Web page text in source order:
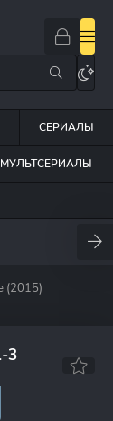
СЕРИАЛЫ
МУЛЬТСЕРИАЛЫ
(2015)
3